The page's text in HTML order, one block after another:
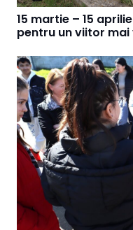
15 martie – 15
pentru un viitor mai